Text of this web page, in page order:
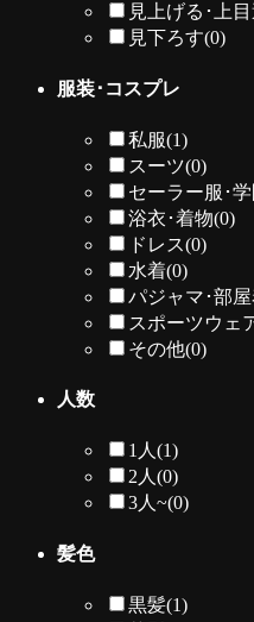
見上げる･上
見下ろす(0)
服装･コスプレ
私服(1)
スーツ(0)
セーラー服･
浴衣･着物(0)
ドレス(0)
水着(0)
パジャマ･部
スポーツウェ
その他(0)
人数
1人(1)
2人(0)
3人~(0)
髪色
黒髪(1)